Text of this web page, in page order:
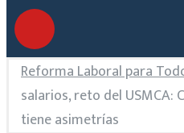
Reforma Laboral para
salarios, reto del USMCA:
tiene asimetrías